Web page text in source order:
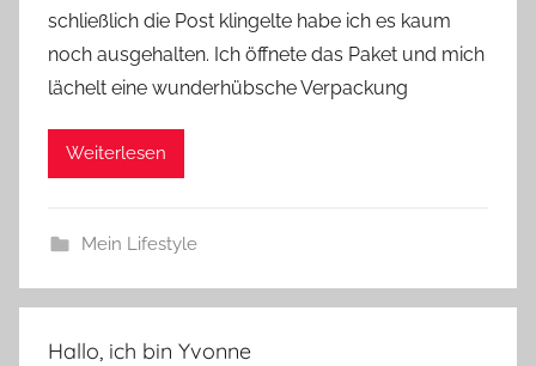
schließlich die Post klingelte habe ich es kaum
noch ausgehalten. Ich öffnete das Paket und mich
lächelt eine wunderhübsche Verpackung
Weiterlesen
Mein Lifestyle
Hallo, ich bin Yvonne